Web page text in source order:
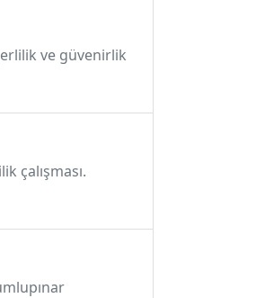
ve güvenirlik
çalışması.